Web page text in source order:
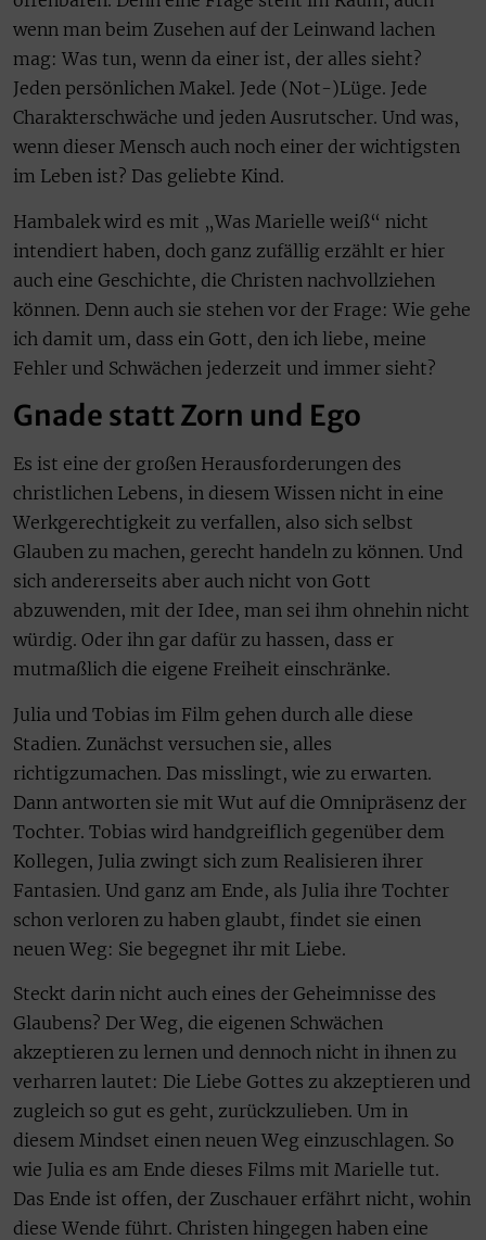
wenn man beim Zusehen auf der Leinwand lachen
mag: Was tun, wenn da einer ist, der alles sieht?
Jeden persönlichen Makel. Jede (Not-)Lüge. Jede
Charakterschwäche und jeden Ausrutscher. Und was,
wenn dieser Mensch auch noch einer der wichtigsten
im Leben ist? Das geliebte Kind.
Hambalek wird es mit „Was Marielle weiß“ nicht
intendiert haben, doch ganz zufällig erzählt er hier
auch eine Geschichte, die Christen nachvollziehen
können. Denn auch sie stehen vor der Frage: Wie gehe
ich damit um, dass ein Gott, den ich liebe, meine
Fehler und Schwächen jederzeit und immer sieht?
Gnade statt Zorn und Ego
Es ist eine der großen Herausforderungen des
christlichen Lebens, in diesem Wissen nicht in eine
Werkgerechtigkeit zu verfallen, also sich selbst
Glauben zu machen, gerecht handeln zu können. Und
sich andererseits aber auch nicht von Gott
abzuwenden, mit der Idee, man sei ihm ohnehin nicht
würdig. Oder ihn gar dafür zu hassen, dass er
mutmaßlich die eigene Freiheit einschränke.
Julia und Tobias im Film gehen durch alle diese
Stadien. Zunächst versuchen sie, alles
richtigzumachen. Das misslingt, wie zu erwarten.
Dann antworten sie mit Wut auf die Omnipräsenz der
Tochter. Tobias wird handgreiflich gegenüber dem
Kollegen, Julia zwingt sich zum Realisieren ihrer
Fantasien. Und ganz am Ende, als Julia ihre Tochter
schon verloren zu haben glaubt, findet sie einen
neuen Weg: Sie begegnet ihr mit Liebe.
Steckt darin nicht auch eines der Geheimnisse des
Glaubens? Der Weg, die eigenen Schwächen
akzeptieren zu lernen und dennoch nicht in ihnen zu
verharren lautet: Die Liebe Gottes zu akzeptieren und
zugleich so gut es geht, zurückzulieben. Um in
diesem Mindset einen neuen Weg einzuschlagen. So
wie Julia es am Ende dieses Films mit Marielle tut.
Das Ende ist offen, der Zuschauer erfährt nicht, wohin
diese Wende führt. Christen hingegen haben eine